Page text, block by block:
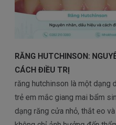
RĂNG HUTCHINSON:
CÁCH ĐIỀU TRỊ
răng hutchinson là một dạng
trẻ em mắc giang mai bẩm
dạng răng cửa nhỏ, thắt eo